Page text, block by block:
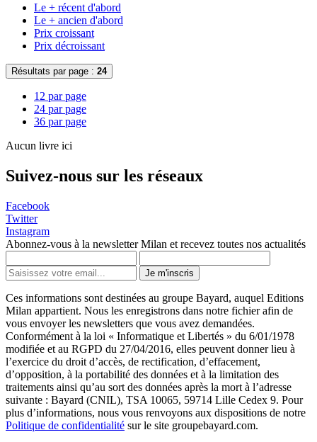
Le + récent d'abord
Le + ancien d'abord
Prix croissant
Prix décroissant
Résultats par page : 24
12 par page
24 par page
36 par page
Aucun livre ici
Suivez-nous sur les réseaux
Facebook
Twitter
Instagram
Abonnez-vous à la newsletter Milan et recevez toutes nos actualités
Je m'inscris
Ces informations sont destinées au groupe Bayard, auquel Editions
Milan appartient. Nous les enregistrons dans notre fichier afin de
vous envoyer les newsletters que vous avez demandées.
Conformément à la loi « Informatique et Libertés » du 6/01/1978
modifiée et au RGPD du 27/04/2016, elles peuvent donner lieu à
l’exercice du droit d’accès, de rectification, d’effacement,
d’opposition, à la portabilité des données et à la limitation des
traitements ainsi qu’au sort des données après la mort à l’adresse
suivante : Bayard (CNIL), TSA 10065, 59714 Lille Cedex 9. Pour
plus d’informations, nous vous renvoyons aux dispositions de notre
Politique de confidentialité sur le site groupebayard.com.